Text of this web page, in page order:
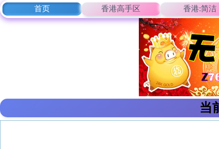
首页 香港高手区 香港:简洁
当